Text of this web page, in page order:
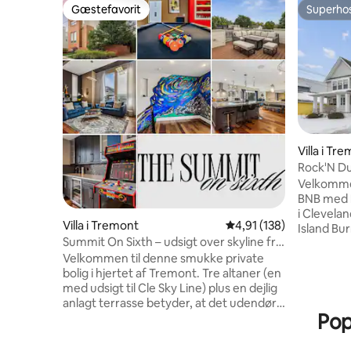
Gæstefavorit
Gæstefavorit
Villa i Tremont 4,91 ud af 5 i
4,91 (138)
Summit On Sixth – udsigt over skyline fra
tagterrasse
Velkommen til denne smukke private
bolig i hjertet af Tremont. Tre altaner (en
med udsigt til Cle Sky Line) plus en dejlig
anlagt terrasse betyder, at det udendørs
Villa i
Rock'N
minutter
BNB
i
Island
mindeværdig. Fester